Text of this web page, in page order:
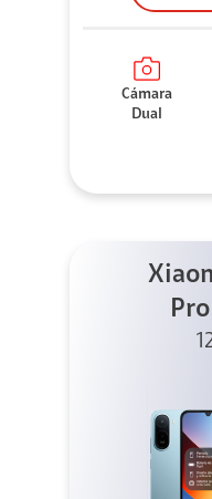
Cámara
Dual